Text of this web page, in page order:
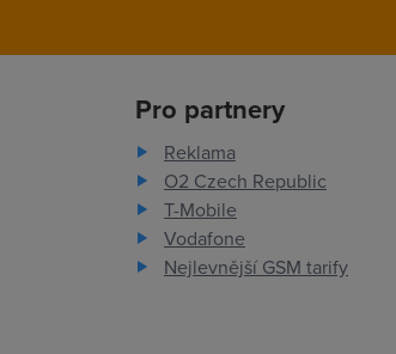
Pro partnery
Reklama
O2 Czech Republic
T-Mobile
Vodafone
Nejlevnější GSM tarify